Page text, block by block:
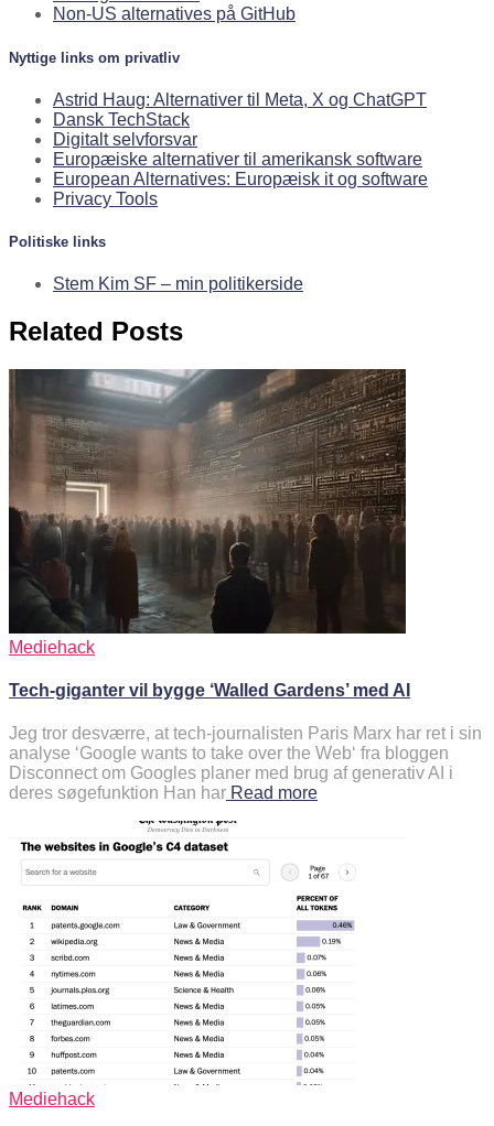
Non-US alternatives på GitHub
Nyttige links om privatliv
Astrid Haug: Alternativer til Meta, X og ChatGPT
Dansk TechStack
Digitalt selvforsvar
Europæiske alternativer til amerikansk software
European Alternatives: Europæisk it og software
Privacy Tools
Politiske links
Stem Kim SF – min politikerside
Related Posts
Mediehack
Tech-giganter vil bygge ‘Walled Gardens’ med AI
Jeg tror desværre, at tech-journalisten Paris Marx har ret i sin
analyse ‘Google wants to take over the Web‘ fra bloggen
Disconnect om Googles planer med brug af generativ AI i
deres søgefunktion Han har Read more
Mediehack